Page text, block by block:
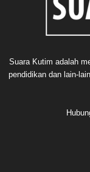
Suara Kutim adalah
pendidikan dan lain-